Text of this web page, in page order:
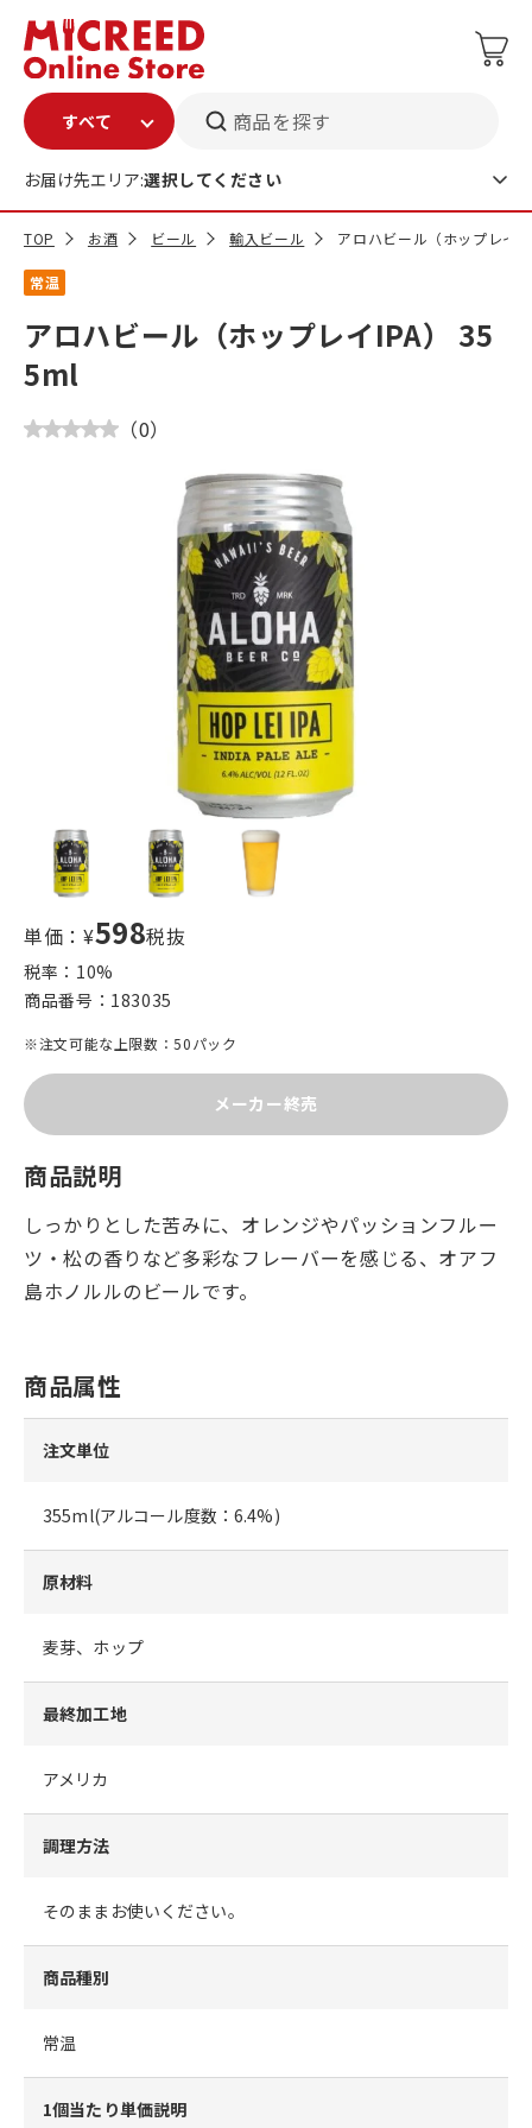
商品を探す
お届け先エリア:選択してください
TOP お酒 ビール 輸入ビール アロハビール（ホップレイ
常温
アロハビール（ホップレイIPA） 35
5ml
（0）
単価：¥598税抜
税率： 10%
商品番号： 183035
※注文可能な上限数：50パック
メーカー終売
商品説明
しっかりとした苦みに、オレンジやパッションフルー
ツ・松の香りなど多彩なフレーバーを感じる、オアフ
島ホノルルのビールです。
商品属性
注文単位
355ml(アルコール度数：6.4%)
原材料
麦芽、ホップ
最終加工地
アメリカ
調理方法
そのままお使いください。
商品種別
常温
1個当たり単価説明